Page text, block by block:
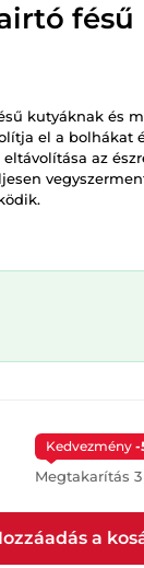
fésű
kutyáknak és
el a bolhákat
az
Kedvezmény -
Megtakarítás 3
a